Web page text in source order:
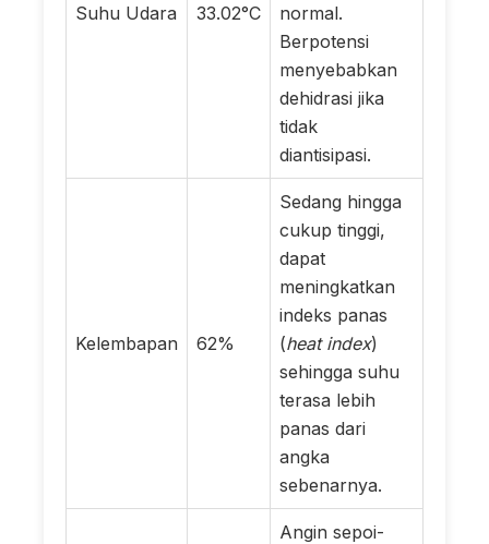
Suhu Udara 33.02°C
normal.
Berpotensi
menyebabkan
dehidrasi jika
tidak
diantisipasi.
Kelembapan 62%
Sedang hingga
cukup tinggi,
dapat
meningkatkan
indeks panas
(heat index)
sehingga suhu
terasa lebih
panas dari
angka
sebenarnya.
Angin sepoi-